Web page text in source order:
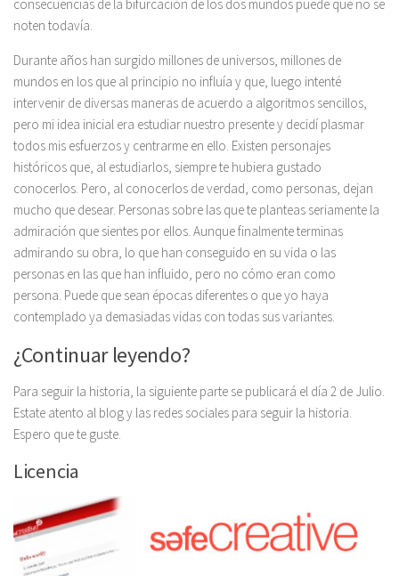
consecuencias de la bifurcación de los dos mundos puede que no se
noten todavía.
Durante años han surgido millones de universos, millones de
mundos en los que al principio no influía y que, luego intenté
intervenir de diversas maneras de acuerdo a algoritmos sencillos,
pero mi idea inicial era estudiar nuestro presente y decidí plasmar
todos mis esfuerzos y centrarme en ello. Existen personajes
históricos que, al estudiarlos, siempre te hubiera gustado
conocerlos. Pero, al conocerlos de verdad, como personas, dejan
mucho que desear. Personas sobre las que te planteas seriamente la
admiración que sientes por ellos. Aunque finalmente terminas
admirando su obra, lo que han conseguido en su vida o las
personas en las que han influido, pero no cómo eran como
persona. Puede que sean épocas diferentes o que yo haya
contemplado ya demasiadas vidas con todas sus variantes.
¿Continuar leyendo?
Para seguir la historia, la siguiente parte se publicará el día 2 de Julio.
Estate atento al blog y las redes sociales para seguir la historia.
Espero que te guste.
Licencia